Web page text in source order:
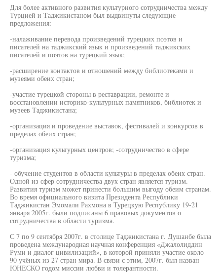
Для более активного развития культурного сотрудничества между
Турцией и Таджикистаном был выдвинуты следующие
предложения:
-налаживание перевода произведений турецких поэтов и
писателей на таджикский язык и произведений таджикских
писателей и поэтов на турецкий язык;
-расширение контактов и отношений между библиотеками и
музеями обеих стран;
-участие турецкой стороны в реставрации, ремонте и
восстановлении историко-культурных памятников, библиотек и
музеев Таджикистана;
-организация и проведение выставок, фестивалей и конкурсов в
пределах обеих стран;
-организация культурных центров; -сотрудничество в сфере
туризма;
- обучение студентов в области культуры в пределах обеих стран.
Одной из сфер сотрудничества двух стран является туризм.
Развития туризм может принести большим выгоду обеим странам.
Во время официального визита Президента Республики
Таджикистан Эмомали Рахмона в Турецкую Республику 19-21
января 2005г. были подписаны 6 правовых документов о
сотрудничества в области туризма.
С 7 по 9 сентября 2007г. в столице Таджикистана г. Душанбе была
проведена международная научная конференция «Джалолиддин
Руми и диалог цивилизаций», в которой приняли участие около
90 учёных из 27 стран мира. В связи с этим, 2007г. был назван
ЮНЕСКО годом миссии любви и толерантности.